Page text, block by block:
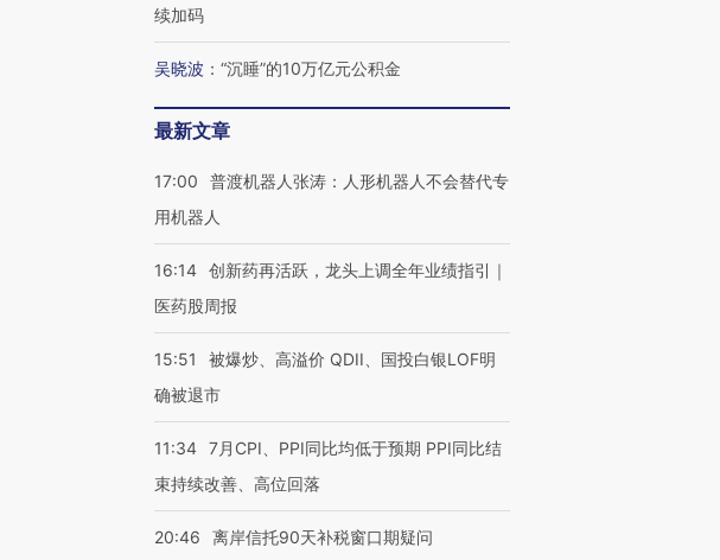
续加码
吴晓波 ： “沉睡”的10万亿元公积金
最新文章
17:00
普渡机器人张涛：人形机器人不会替代专
用机器人
16:14 创新药再活跃，龙头上调全年业绩指引｜
医药股周报
15:51
被爆炒、高溢价 QDII、国投白银LOF明
确被退市
11:34 7月CPI、PPI同比均低于预期 PPI同比结
束持续改善、高位回落
20:46 离岸信托90天补税窗口期疑问